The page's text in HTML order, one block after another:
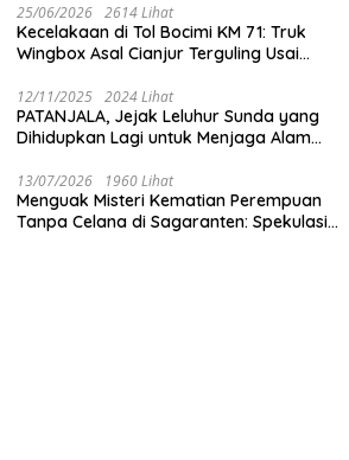
25/06/2026 2614 Lihat
Kecelakaan di Tol Bocimi KM 71: Truk
Wingbox Asal Cianjur Terguling Usai
RS Sekarwangi
12/11/2025 2024 Lihat
PATANJALA, Jejak Leluhur Sunda yang
Dihidupkan Lagi untuk Menjaga Alam
13/07/2026 1960 Lihat
Menguak Misteri Kematian Perempuan
Tanpa Celana di Sagaranten: Spekulasi